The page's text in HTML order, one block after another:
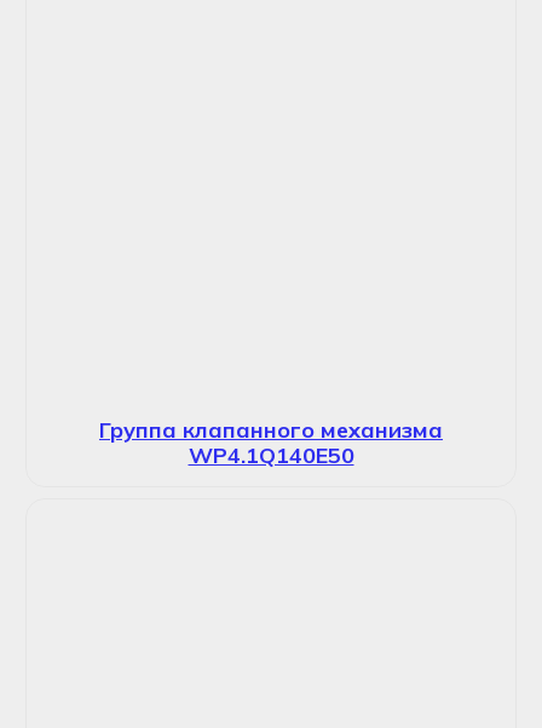
Группа клапанного механизма
WP4.1Q140E50